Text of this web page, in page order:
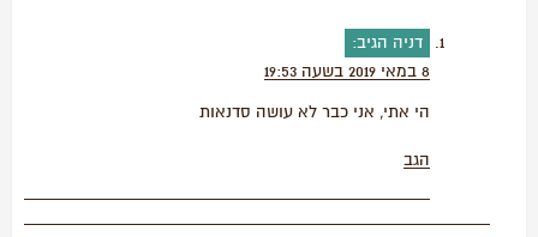
דניה הגיב:
8 במאי 2019 בשעה 19:53
הי אתי, אני כבר לא עושה סדנאות
הגב